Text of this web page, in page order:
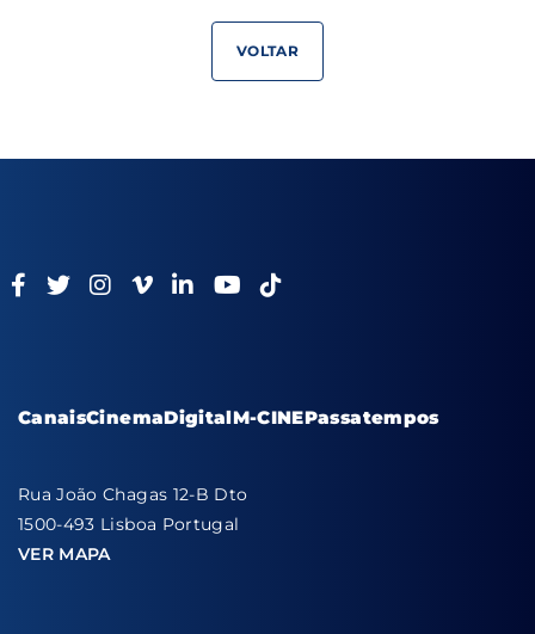
VOLTAR
CanaisCinemaDigitalM-CINEPassatempos
Rua João Chagas 12-B Dto
1500-493 Lisboa Portugal
VER MAPA